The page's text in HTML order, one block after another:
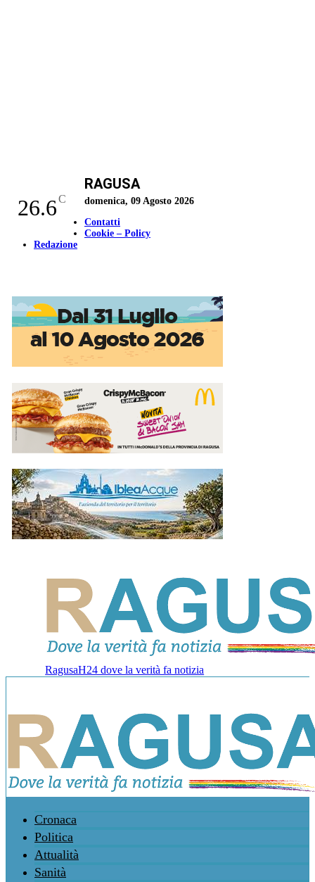
26.6C
RAGUSA
domenica, 09 Agosto 2026
Contatti
Cookie – Policy
Redazione
RagusaH24 dove la verità fa notizia
Cronaca
Politica
Attualità
Sanità